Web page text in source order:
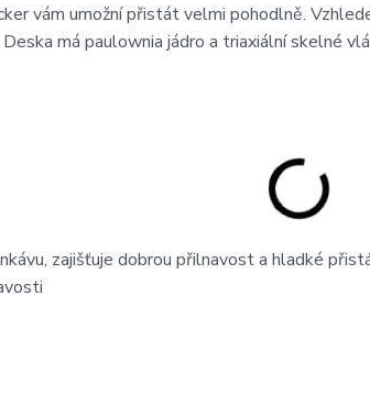
vám umožní přistát velmi pohodlně.
má paulownia jádro a triaxiální skelné
zajišťuje dobrou přilnavost a hladké